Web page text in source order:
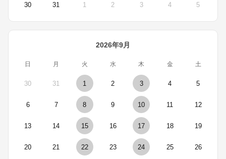
30 31 1 2 3 4 5
2026年9月
日 月 火 水 木 金 土
30 31 1 2 3 4 5
6 7 8 9 10 11 12
13 14 15 16 17 18 19
20 21 22 23 24 25 26